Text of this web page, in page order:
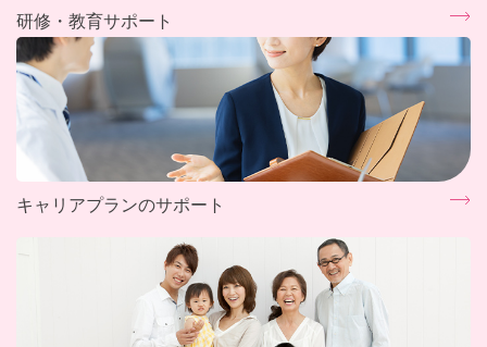
研修・教育サポート
キャリアプランのサポート